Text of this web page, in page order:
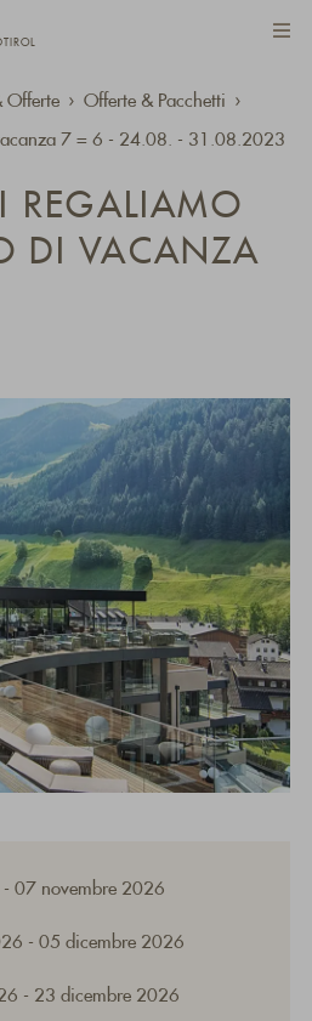
Offerte Offerte & Pacchetti
7 = 6 - 24.08. - 31.08.2023
REGALIAMO
DI VACANZA
07 novembre 2026
- 05 dicembre 2026
- 23 dicembre 2026